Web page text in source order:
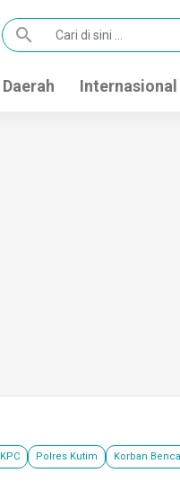
search
Daerah Internasional
KPC Polres Kutim Korban